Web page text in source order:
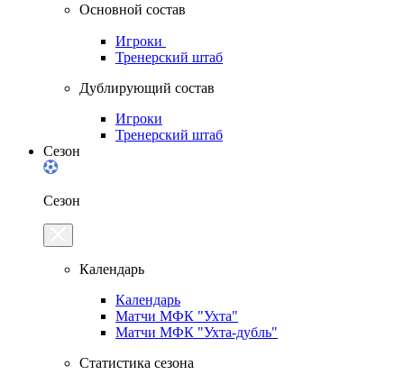
Основной состав
Игроки
Тренерский штаб
Дублирующий состав
Игроки
Тренерский штаб
Сезон
Сезон
Календарь
Календарь
Матчи МФК "Ухта"
Матчи МФК "Ухта-дубль"
Статистика сезона